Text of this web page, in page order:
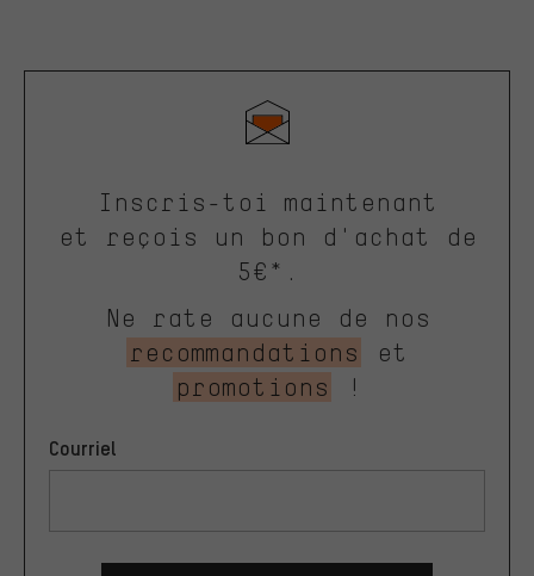
Inscris-toi maintenant
et reçois un bon d'achat de
5€*.
Ne rate aucune de nos
recommandations
et
promotions
!
Courriel